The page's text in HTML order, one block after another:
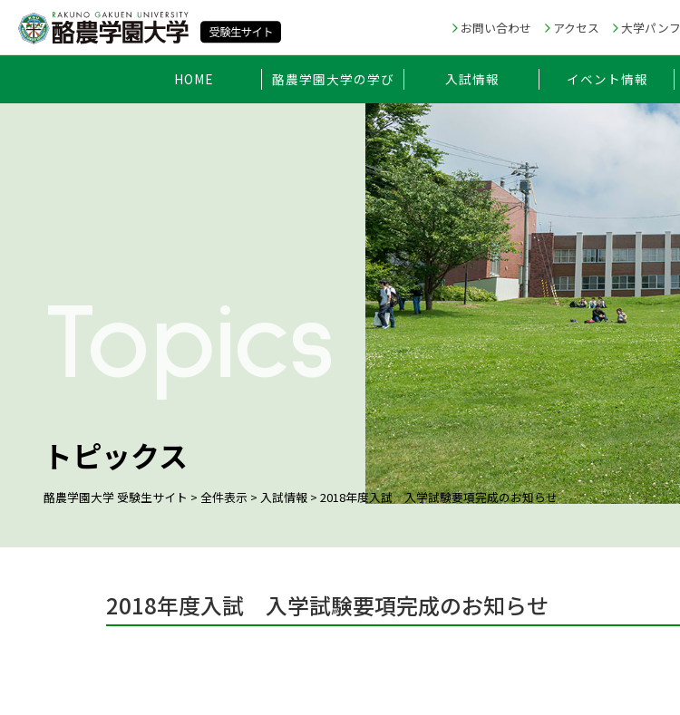
お問い合わせ アクセス 大学パンフ
HOME 酪農学園大学の学び 入試情報 イベント情報
Topics
トピックス
酪農学園大学 受験生サイト > 全件表示 > 入試情報 > 2018年度入試 入学試験要項完成のお知らせ
2018年度入試 入学試験要項完成のお知らせ